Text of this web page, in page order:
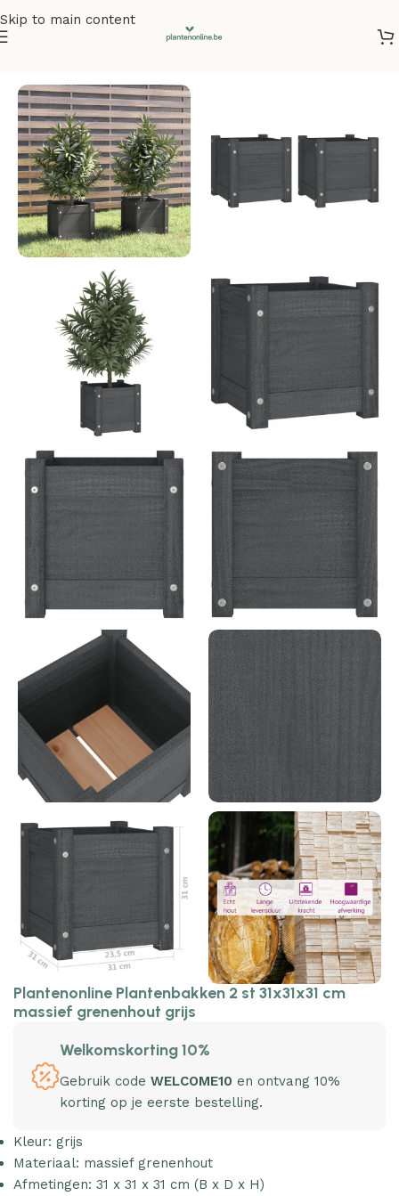
Skip to main content
Plantenonline Plantenbakken 2 st 31x31x31 cm
massief grenenhout grijs
Welkomskorting 10%
Gebruik code WELCOME10 en ontvang 10%
korting op je eerste bestelling.
Kleur: grijs
Materiaal: massief grenenhout
Afmetingen: 31 x 31 x 31 cm (B x D x H)